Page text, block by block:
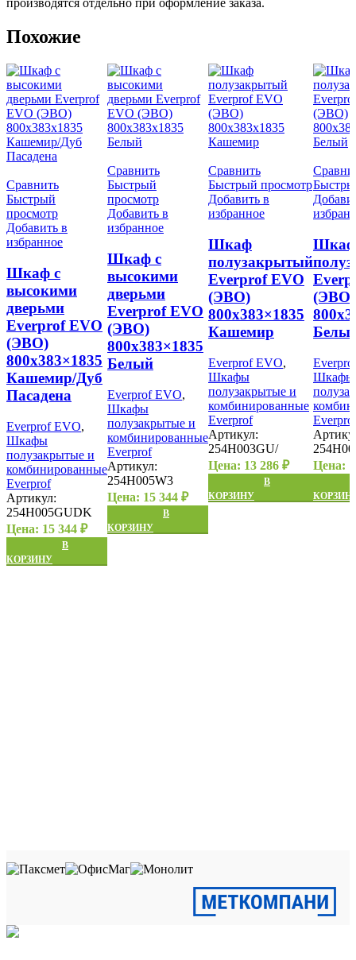
производятся отдельно при оформление заказа.
Похожие
Сравнить
Быстрый
просмотр
Добавить в
избранное
Шкаф с
высокими
дверьми
Everprof EVO
(ЭВО)
800х383×1835
Кашемир/Дуб
Пасадена
Everprof EVO,
Шкафы
полузакрытые и
комбинированные
Everprof
Артикул:
254H005GUDK
Цена: 15 344 ₽
В
КОРЗИНУ
Сравнить
Быстрый
просмотр
Добавить в
избранное
Шкаф с
высокими
дверьми
Everprof EVO
(ЭВО)
800х383×1835
Белый
Everprof EVO,
Шкафы
полузакрытые и
комбинированные
Everprof
Артикул:
254H005W3
Цена: 15 344 ₽
В
КОРЗИНУ
Сравнить
Быстрый просмотр
Добавить в
избранное
Шкаф
полузакрытый
Everprof EVO
(ЭВО)
800х383×1835
Кашемир
Everprof EVO,
Шкафы
полузакрытые и
комбинированные
Everprof
Артикул:
254H003GU/
Цена: 13 286 ₽
В
КОРЗИНУ
Шкаф
(ЭВО)
Шкафы
Цена: